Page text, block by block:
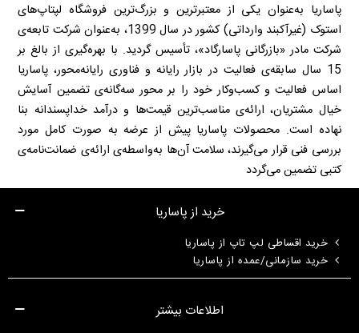
پاساریا به‌عنوان یکی از معتبرترین و بزرگ‌ترین فروشگاه لپتاپ‌های
استوک (غیرآکبند وارداتی) کشور در سال 1399، به‌عنوان شرکت تابعه‌ی
شرکت مادر «بازرگانی پاسارگاد»، تأسیس گردید. با بهره‌گیری از بالغ بر
15 سال سابقه‌ی فعالیت در بازار رایانه و فناوری رایانه‌محور، پاساریا
اساس فعالیت و کسب‌وکار خود را بر محور سه‌گانه‌ی تضمین آسایش
خیال مشتریان، ارائه‌ی مناسب‌ترین قیمت‌ها و درآمد خداپسندانه بنا
نهاده است. محصولات پاساریا پیش از عرضه به صورت کامل مورد
بررسی فنی قرار می‌گیرند، سلامت آن‌ها به‌واسطه‌ی ارائه‌ی ضمانت‌نامه‌ی
کتبی تضمین می‌گردد
خرید از پاساریا
خرید اقساطی لپ تاپ از پاساریا
خرید سازمانی/عمده از پاساریا
اطلاعات بیشتر